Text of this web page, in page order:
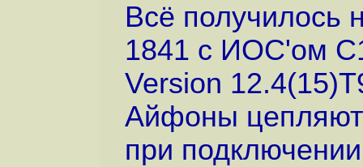
Всё получилось
1841 с ИОС'ом
Version
Айфоны
при